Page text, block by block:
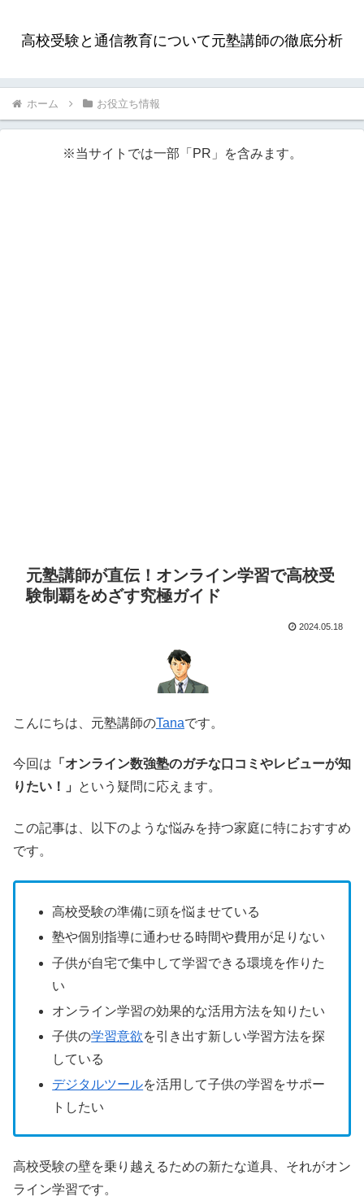
高校受験と通信教育について元塾講師の徹底分析
ホーム お役立ち情報
※当サイトでは一部「PR」を含みます。
元塾講師が直伝！オンライン学習で高校受
験制覇をめざす究極ガイド
2024.05.18
こんにちは、元塾講師のTanaです。
今回は 「オンライン数強塾のガチな口コミ やレビューが知
りたい！
」 という疑問に応えます。
この記事は、以下のような悩みを持つ家庭に特におすすめ
です。
高校受験の準備に頭を悩ませている
塾や個別指導に通わせる時間や費用が足りない
子供が自宅で集中して学習できる環境を作りた
い
オンライン学習の効果的な活用方法を知りたい
子供の学習意欲を引き出す新しい学習方法を探
している
デジタルツールを活用して子供の学習をサポー
トしたい
高校受験の壁を乗り越えるための新たな道具、それがオン
ライン学習です。